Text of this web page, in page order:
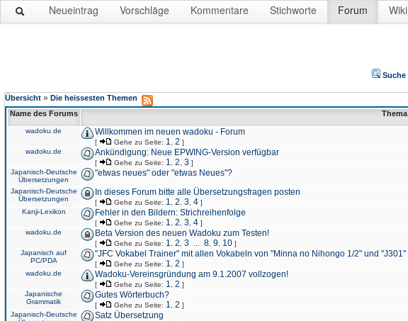
Neueintrag Vorschläge Kommentare Stichworte Forum Wiki
Suche
Übersicht » Die heissesten Themen
Name des Forums
Thema
wadoku.de Willkommen im neuen wadoku - Forum
[ Gehe zu Seite: 1 2 ]
wadoku.de Ankündigung: Neue EPWING-Version verfügbar
[ Gehe zu Seite: 1 2 3 ]
Japanisch-Deutsche
Übersetzungen
"etwas neues" oder "etwas Neues"?
Japanisch-Deutsche
Übersetzungen
In dieses Forum bitte alle Übersetzungsfragen posten
[ Gehe zu Seite: 1 2 3 4 ]
Kanji-Lexikon Fehler in den Bildern: Strichreihenfolge
[ Gehe zu Seite: 1 2 3 4 ]
wadoku.de Beta Version des neuen Wadoku zum Testen!
[ Gehe zu Seite: 1 2 3 8 9 10 ]
Japanisch auf
PC/PDA
"JFC Vokabel Trainer" mit allen Vokabeln von "Minna no Nihongo 1/2" und "J301"
[ Gehe zu Seite: 1 2 ]
wadoku.de Wadoku-Vereinsgründung am 9.1.2007 vollzogen!
[ Gehe zu Seite: 1 2 ]
Japanische
Grammatik
Gutes Wörterbuch?
[ Gehe zu Seite: 1 2 ]
Japanisch-Deutsche
Satz Übersetzung